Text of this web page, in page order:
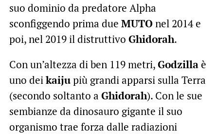
suo dominio da predatore Alpha
sconfiggendo prima due MUTO nel 2014 e
poi, nel 2019 il distruttivo Ghidorah.
Con un’altezza di ben 119 metri,Godzillaè
uno deikaijupiù grandi apparsi sulla Terra
(secondo soltanto a Ghidorah). Con le sue
sembianze da dinosauro gigante il suo
organismo trae forza dalle radiazioni